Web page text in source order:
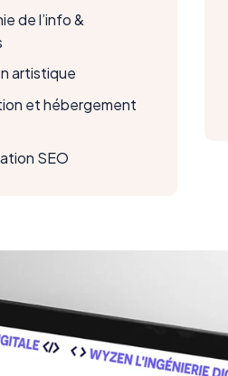
de l’info &
artistique
et hébergement
SEO